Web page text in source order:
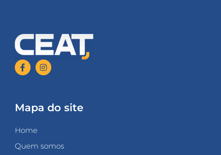
Mapa do site
Home
Quem somos